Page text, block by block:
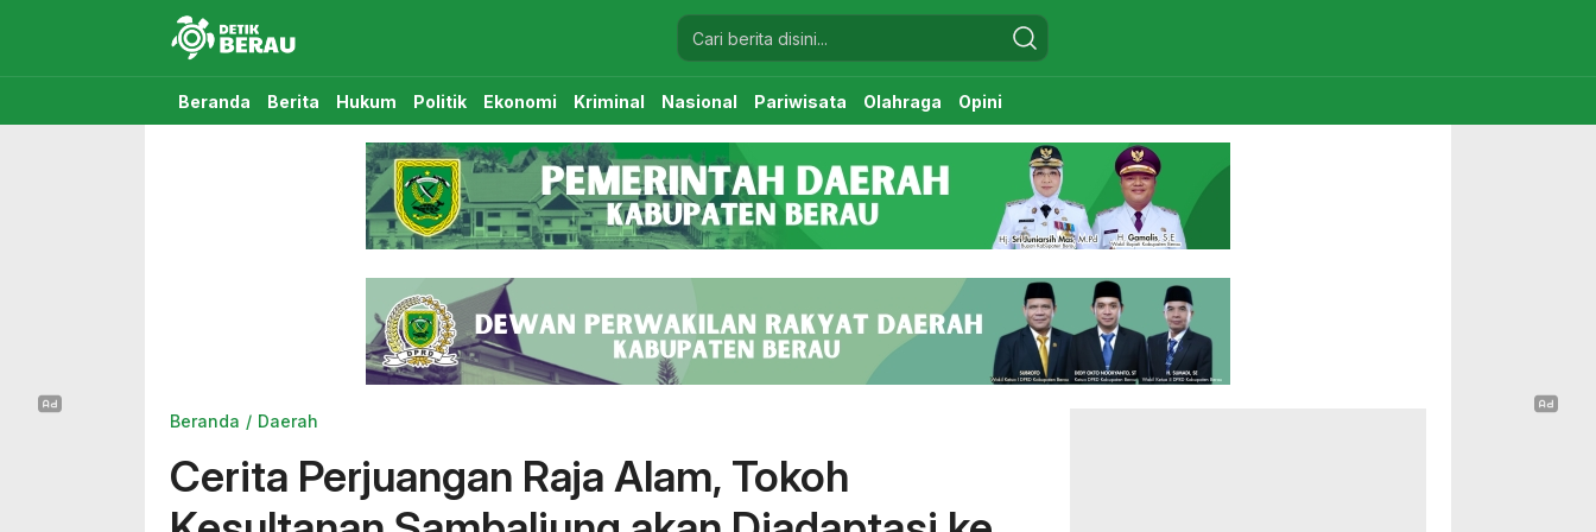
Detikberau.com
Media Diskusi Rakyat
Beranda Berita Hukum Politik Ekonomi Kriminal Nasional Pariwisata Olahraga Opini
Beranda Daerah
Cerita Perjuangan Raja Alam, Tokoh